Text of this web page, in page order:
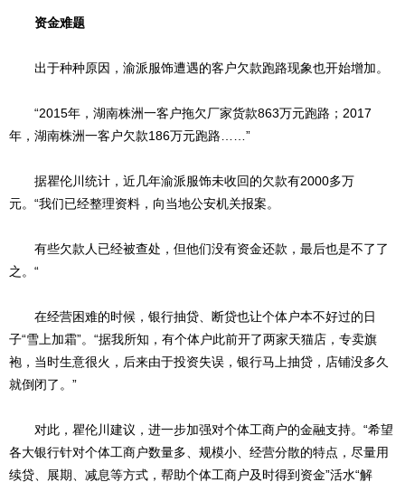
资金难题
出于种种原因，渝派服饰遭遇的客户欠款跑路现象也开始增加。
“2015年，湖南株洲一客户拖欠厂家货款863万元跑路；2017
年，湖南株洲一客户欠款186万元跑路……”
据瞿伦川统计，近几年渝派服饰未收回的欠款有2000多万
元。“我们已经整理资料，向当地公安机关报案。
有些欠款人已经被查处，但他们没有资金还款，最后也是不了了
之。“
在经营困难的时候，银行抽贷、断贷也让个体户本不好过的日
子“雪上加霜”。“据我所知，有个体户此前开了两家天猫店，专卖旗
袍，当时生意很火，后来由于投资失误，银行马上抽贷，店铺没多久
就倒闭了。”
对此，瞿伦川建议，进一步加强对个体工商户的金融支持。“希望
各大银行针对个体工商户数量多、规模小、经营分散的特点，尽量用
续贷、展期、减息等方式，帮助个体工商户及时得到资金”活水“解